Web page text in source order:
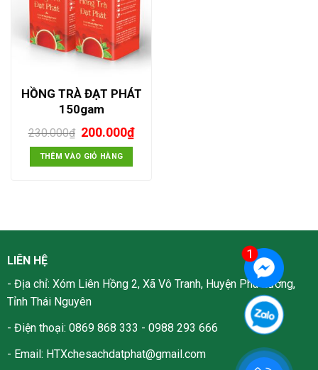
HỒNG TRÀ ĐẠT PHÁT
150gam
230.000₫ Giá
gốc
là:
230.000₫.
200.000₫Giá
THÊM VÀO GIỎ HÀNG
LIÊN HỆ
- Địa chỉ: Xóm Liên Hồng 2, Xã Vô Tranh, Huyện Phú Lương,
Tỉnh Thái Nguyên
- Điện thoại: 0869 868 333 - 0988 293 666
- Email: HTXchesachdatphat@gmail.com